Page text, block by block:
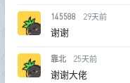
145588 29天前
谢谢
靠北 25天前
谢谢大佬